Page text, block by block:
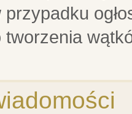
tworzenia